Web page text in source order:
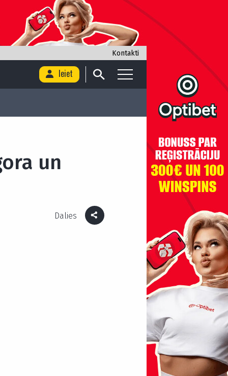
Kontakti
Ieiet
un
Dalies